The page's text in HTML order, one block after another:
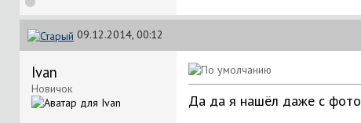
09.12.2014, 00:12
Ivan
Новичок
Да да я нашёл даже с фото